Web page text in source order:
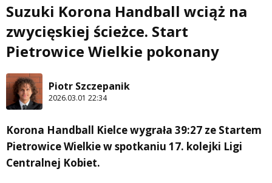
Suzuki Korona Handball wciąż na
zwycięskiej ścieżce. Start
Pietrowice Wielkie pokonany
Piotr Szczepanik
2026.03.01 22:34
Korona Handball Kielce wygrała 39:27 ze Startem
Pietrowice Wielkie w spotkaniu 17. kolejki Ligi
Centralnej Kobiet.